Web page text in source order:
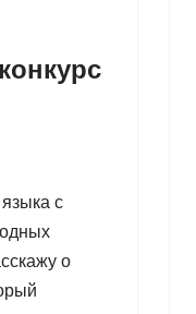
с
о